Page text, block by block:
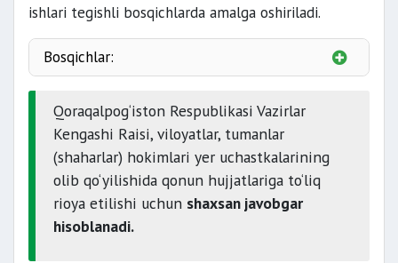
ishlari tegishli bosqichlarda amalga oshiriladi.
Bosqichlar:
buzilishi rejalashtirilgan hudud bo‘yicha
materiallar
ikkinchi bosqichda
Qoraqalpog‘iston Respublikasi Vazirlar
Kengashi Raisi, viloyatlar, tumanlar
(shaharlar) hokimlari yer uchastkalarining
olib qo‘yilishida qonun hujjatlariga to‘liq
rioya etilishi uchun shaxsan javobgar
hisoblanadi.